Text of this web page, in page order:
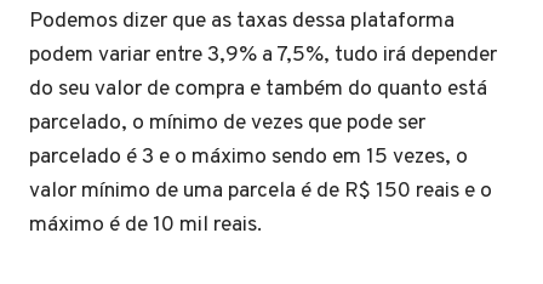
Podemos dizer que as taxas dessa plataforma
podem variar entre 3,9% a 7,5%, tudo irá depender
do seu valor de compra e também do quanto está
parcelado, o mínimo de vezes que pode ser
parcelado é 3 e o máximo sendo em 15 vezes, o
valor mínimo de uma parcela é de R$ 150 reais e o
máximo é de 10 mil reais.